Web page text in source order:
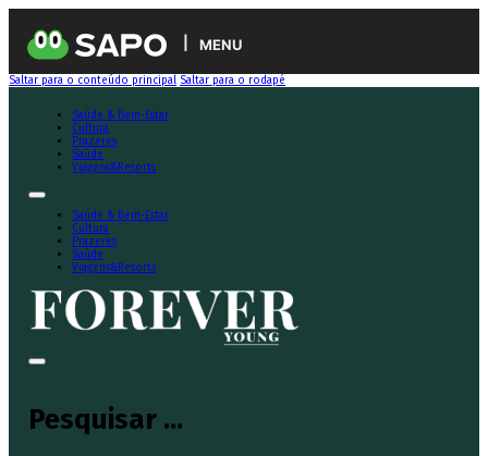
MENU
Saltar para o conteúdo principal Saltar para o rodapé
Saúde & Bem-Estar
Cultura
Prazeres
Saúde
Viagens&Resorts
Saúde & Bem-Estar
Cultura
Prazeres
Saúde
Viagens&Resorts
Pesquisar ...